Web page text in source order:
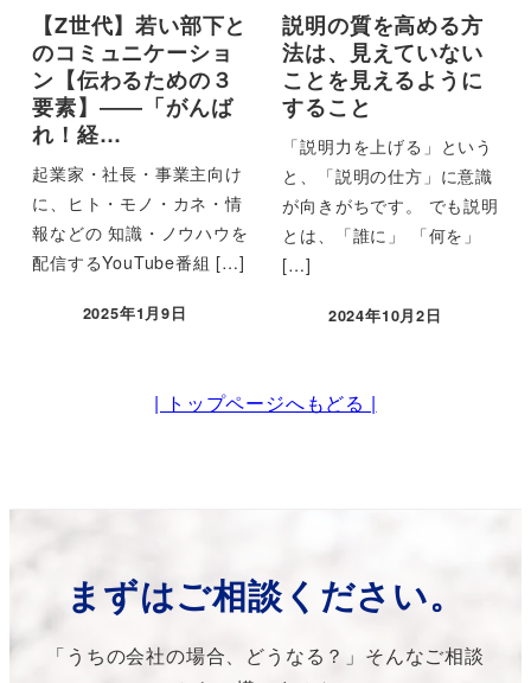
【Z世代】若い部下と
のコミュニケーショ
ン【伝わるための３
要素】――「がんば
れ！経…
起業家・社長・事業主向け
に、ヒト・モノ・カネ・情
報などの 知識・ノウハウを
配信するYouTube番組 […]
2025年1月9日
説明の質を高める方
法は、見えていない
ことを見えるように
すること
「説明力を上げる」という
と、「説明の仕方」に意識
が向きがちです。 でも説明
とは、「誰に」 「何を」
[…]
2024年10月2日
| トップページへもどる |
まずはご相談ください。
「うちの会社の場合、どうなる？」そんなご相談